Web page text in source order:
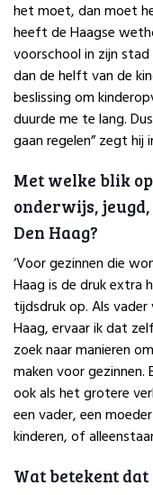
het moet, dan moet
heeft de Haagse
voorschool in zijn
dan de helft van de
beslissing om
duurde me te lang.
gaan regelen” zegt hij
Met welke blik
onderwijs,
Den Haag?
‘Voor gezinnen die
Haag is de druk extra
tijdsdruk op. Als
Haag, ervaar ik dat
zoek naar manieren
maken voor gezinnen.
ook als het grotere
een vader, een
kinderen, of
Wat betekent